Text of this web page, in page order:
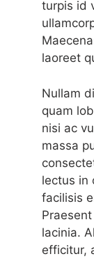
turpis id
laoreet
Nullam
quam
nisi ac
massa
lectus in
facilisis
lacinia.
efficitur,